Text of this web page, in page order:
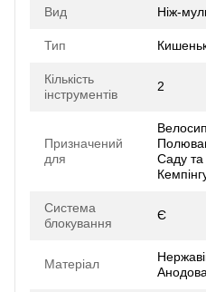
Вид
Ніж-
Тип
Кількість
інструментів
2
Призначений
для
Саду та
Система
блокування
Є
Матеріал